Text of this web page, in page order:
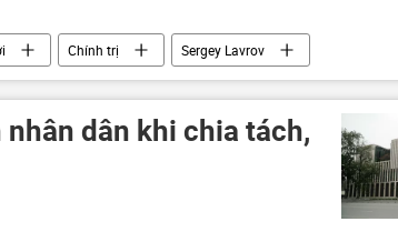
Chính trị
Sergey Lavrov
tài sản Châu Âu Liên minh châu Âu
dân khi chia tách,